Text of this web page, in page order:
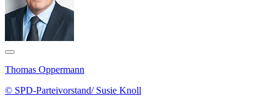
Thomas Oppermann
© SPD-Parteivorstand/ Susie Knoll